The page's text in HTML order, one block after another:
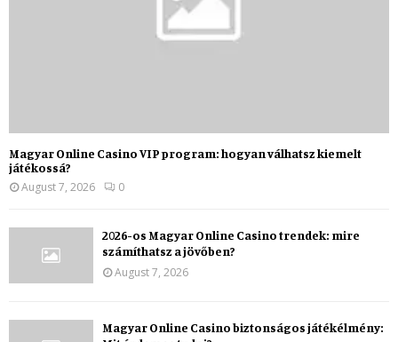
Magyar Online Casino VIP program: hogyan válhatsz kiemelt
játékossá?
August 7, 2026
0
2026-os Magyar Online Casino trendek: mire
számíthatsz a jövőben?
August 7, 2026
Magyar Online Casino biztonságos játékélmény: